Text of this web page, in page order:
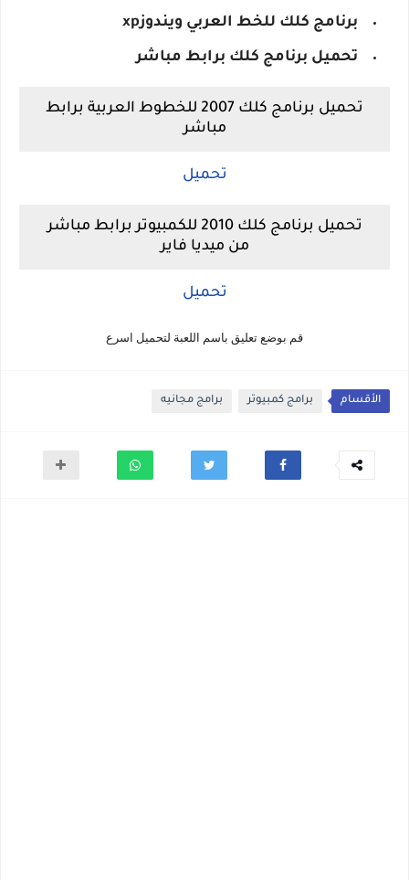
برنامج كلك للخط العربي ويندوزxp
تحميل برنامج كلك برابط مباشر
تحميل برنامج كلك 2007 للخطوط العربية برابط
مباشر
تحميل
تحميل برنامج كلك 2010 للكمبيوتر برابط مباشر
من ميديا فاير
تحميل
قم بوضع تعليق باسم اللعبة لتحميل اسرع
الأقسام برامج كمبيوتر برامج مجانيه